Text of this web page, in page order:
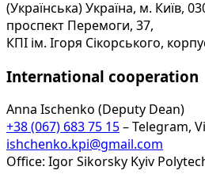
(Українська) Україна, м. Київ,
проспект Перемоги, 37,
КПІ ім. Ігоря Сікорського,
International cooperation
Anna Ischenko (Deputy Dean)
+38 (067) 683 75 15– Telegram,
ishchenko.kpi@gmail.com
Office: Igor Sikorsky Kyiv